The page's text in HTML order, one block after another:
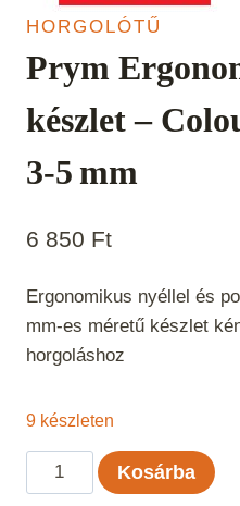
HORGOLÓTŰ
Prym
készlet –
3‑5 mm
6 850 Ft
Ergonomikus nyéllel és
mm-es méretű készlet
horgoláshoz
9 készleten
Prym
Ergonomics
Kosárba